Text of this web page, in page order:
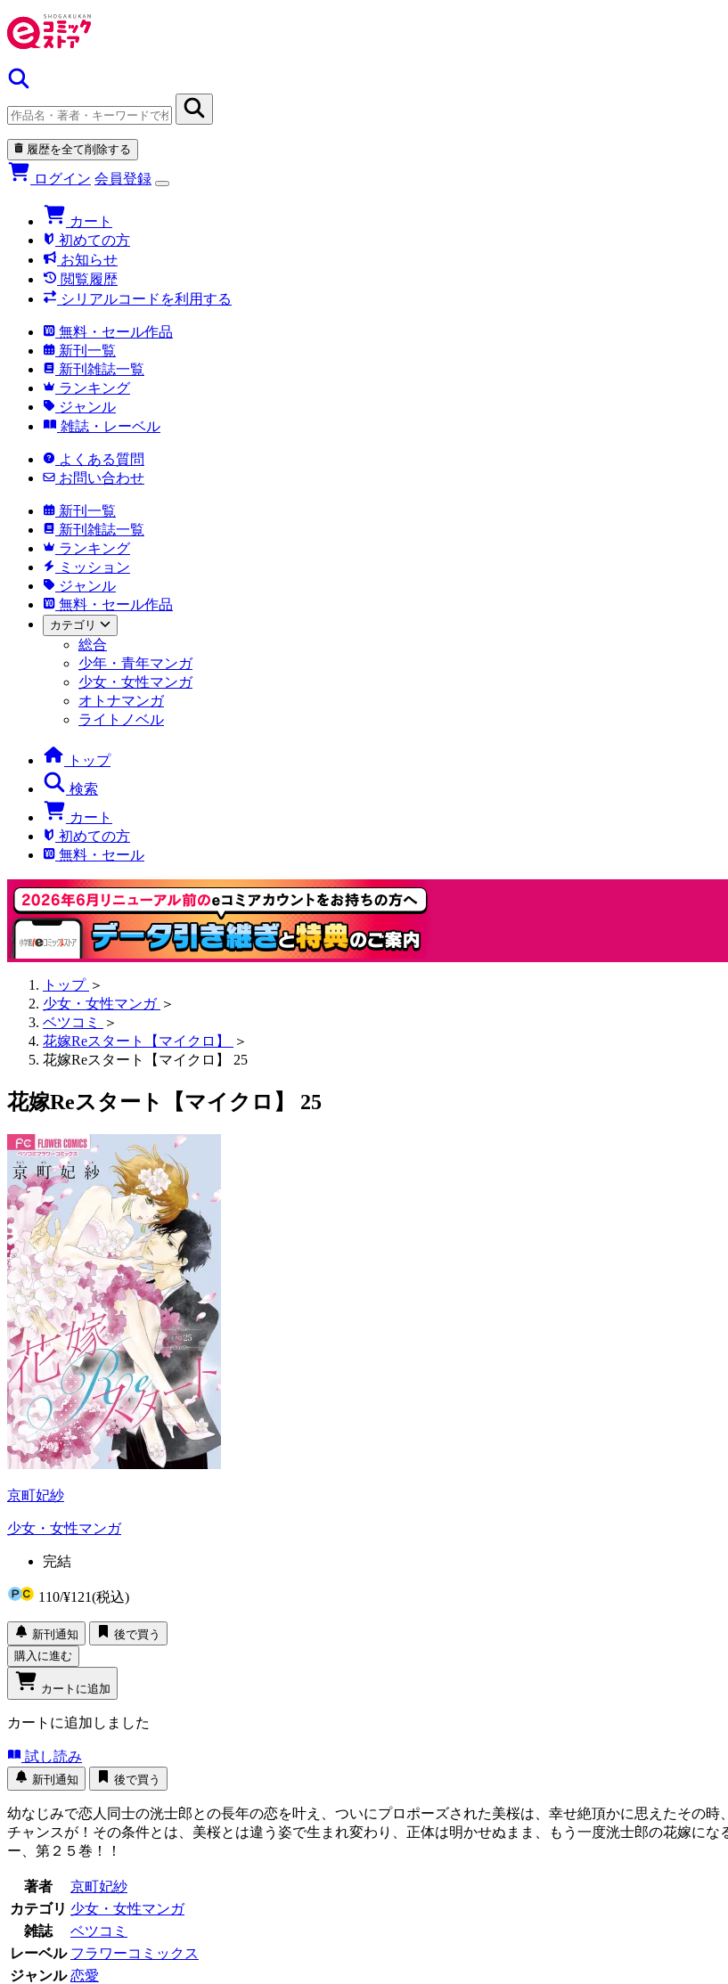
履歴を全て削除する
ログイン 会員登録
カート
初めての方
お知らせ
閲覧履歴
シリアルコードを利用する
無料・セール作品
新刊一覧
新刊雑誌一覧
ランキング
ジャンル
雑誌・レーベル
よくある質問
お問い合わせ
新刊一覧
新刊雑誌一覧
ランキング
ミッション
ジャンル
無料・セール作品
カテゴリ
総合
少年・青年マンガ
少女・女性マンガ
オトナマンガ
ライトノベル
トップ
検索
カート
初めての方
無料・セール
トップ ＞
少女・女性マンガ ＞
ベツコミ
＞
花嫁Reスタート【マイクロ】
＞
花嫁Reスタート【マイクロ】 25
花嫁Reスタート【マイクロ】 25
京町妃紗
少女・女性マンガ
完結
110/¥121(税込)
新刊通知
後で買う
購入に進む
カートに追加
カートに追加しました
試し読み
新刊通知 後で買う
幼なじみで恋人同士の洸士郎との長年の恋を叶え、ついにプロポーズされた美桜は、幸せ絶頂かに思えたその
チャンスが！その条件とは、美桜とは違う姿で生まれ変わり、正体は明かせぬまま、もう一度洸士郎の花嫁に
ー、第２５巻！！
著者
京町妃紗
カテゴリ 少女・女性マンガ
雑誌
ベツコミ
レーベル フラワーコミックス
ジャンル 恋愛